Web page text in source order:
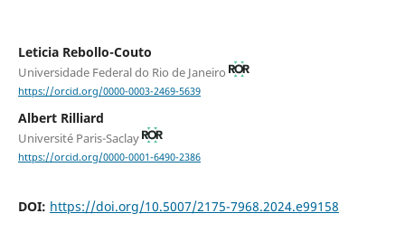
Leticia Rebollo-Couto
Universidade Federal do Rio de Janeiro
https://orcid.org/0000-0003-2469-5639
Albert Rilliard
Université Paris-Saclay
https://orcid.org/0000-0001-6490-2386
DOI: https://doi.org/10.5007/2175-7968.2024.e99158